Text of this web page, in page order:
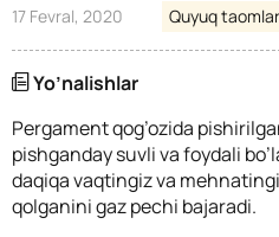
17 Fevral, 2020 Quyuq taomlar
Yo’nalishlar
Pergament qog’ozida
pishganday suvli va foydali
daqiqa vaqtingiz va
qolganini gaz pechi bajaradi.